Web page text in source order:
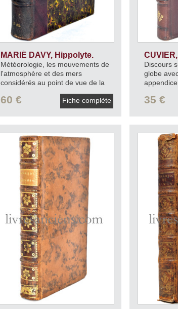
MARIÉ DAVY, Hippolyte.
Météorologie, les mouvements de
l'atmosphère et des mers
considérés au point de vue de la
prévision du temps.1866.
60 € Fiche complète
Discours
globe
récents
Flourens,
35 €